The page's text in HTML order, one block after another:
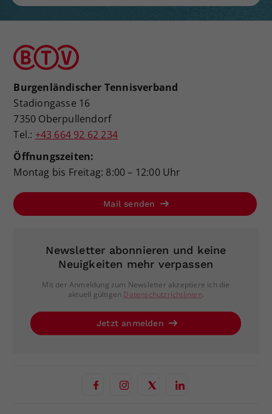
Burgenländischer Tennisverband
Stadiongasse 16
7350 Oberpullendorf
Tel.: +43 664 92 62 234
Öffnungszeiten:
Montag bis Freitag: 8:00 – 12:00 Uhr
Mail senden
Newsletter abonnieren und keine
Neuigkeiten mehr verpassen
Mit der Anmeldung zum Newsletter akzeptiere ich die
aktuell gültigen Datenschutzrichtlinien.
Jetzt anmelden